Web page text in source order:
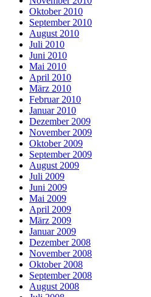
Oktober 2010
September 2010
August 2010
Juli 2010
Juni 2010
Mai 2010
April 2010
März 2010
Februar 2010
Januar 2010
Dezember 2009
November 2009
Oktober 2009
September 2009
August 2009
Juli 2009
Juni 2009
Mai 2009
April 2009
März 2009
Januar 2009
Dezember 2008
November 2008
Oktober 2008
September 2008
August 2008